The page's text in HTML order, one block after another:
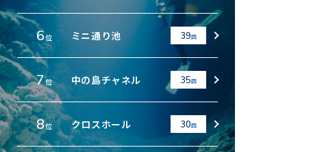
6位 ミニ通り池 39回
7位 中の島チャネル 35回
8位 クロスホール 30回